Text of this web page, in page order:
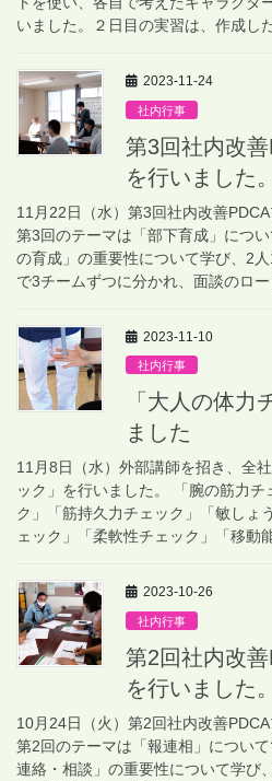
いました。２日目の実習は、作成し
2023-11-24
社内行事
第3回社内改
を行いました。
11月22日（水）第3回社内改善
第3回のテーマは「部下育成」につ
の育成」の重要性について学び、2人
で3チームずつに分かれ、面談のロ
2023-11-10
社内行事
「大人の体力
ました
11月8日（水）外部講師を招き、全
ック」を行いました。 「腕の筋力
ク」「筋持久力チェック」「敏しょ
ェック」「柔軟性チェック」「移動
2023-10-26
社内行事
第2回社内改
を行いました。
10月24日（火）第2回社内改善
第2回のテーマは「報連相」につい
連絡・相談」の重要性について学び